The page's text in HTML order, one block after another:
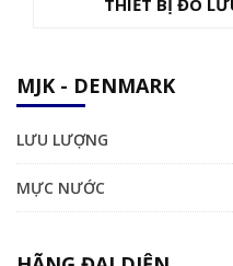
THIẾT BỊ ĐO
MJK - DENMARK
LƯU LƯỢNG
MỰC NƯỚC